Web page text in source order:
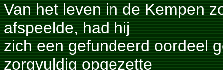
Van het leven in de Kempen
afspeelde, had hij
zich een gefundeerd oordeel
zorgvuldig opgezette